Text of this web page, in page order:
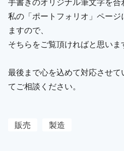
私の「ポートフォリオ」ペー
ますので、
そちらをご覧頂ければと思いま
最後まで心を込めて対応させ
てご相談ください。
販売 製造